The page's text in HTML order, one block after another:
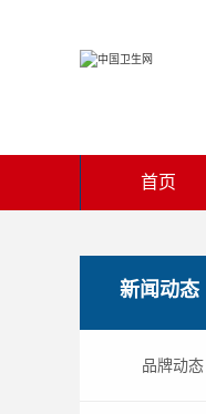
首页
新闻动态
品牌动态